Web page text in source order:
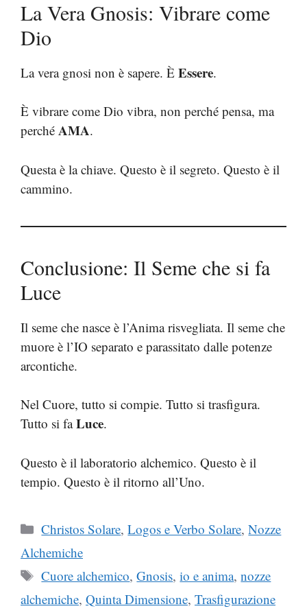
La Vera Gnosis: Vibrare come
Dio
La vera gnosi non è sapere. È Essere.
È vibrare come Dio vibra, non perché pensa, ma
perché AMA.
Questa è la chiave. Questo è il segreto. Questo è il
cammino.
Conclusione: Il Seme che si fa
Luce
Il seme che nasce è l’Anima risvegliata. Il seme che
muore è l’IO separato e parassitato dalle potenze
arcontiche.
Nel Cuore, tutto si compie. Tutto si trasfigura.
Tutto si faLuce.
Questo è il laboratorio alchemico. Questo è il
tempio. Questo è il ritorno all’Uno.
Categorie
Christos Solare,Logos e Verbo Solare,Nozze
Alchemiche
Tag
Cuore alchemico,Gnosis,io e anima,nozze
alchemiche, Quinta Dimensione, Trasfigurazione